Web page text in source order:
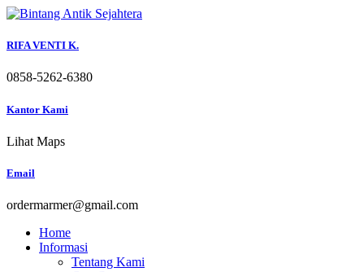
Skip
content
RIFA VENTI K.
0858-5262-6380
Kantor Kami
Lihat Maps
Email
ordermarmer@gmail.com
Home
Informasi
Tentang Kami